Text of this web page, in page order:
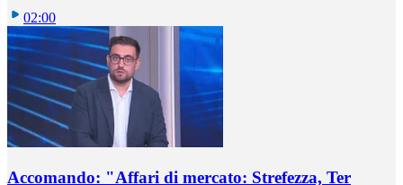
02:00
Accomando: "Affari di mercato: Strefezza, Ter